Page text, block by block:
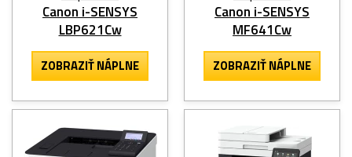
Canon i-SENSYS
LBP621Cw
ZOBRAZIŤ NÁPLNE
Canon i-SENSYS
MF641Cw
ZOBRAZIŤ NÁPLNE